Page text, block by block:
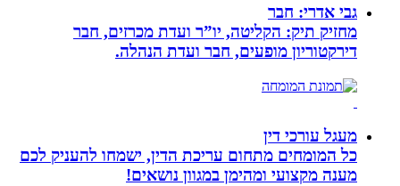
גבי אדרי: חבר
מחזיק תיק: הקליטה, יו”ר ועדת מכרזים, חבר
דירקטוריון מופעים, חבר ועדת הנהלה.
מעגל עורכי דין
כל המומחים מתחום עריכת הדין, ישמחו להעניק לכם
מענה מקצועי ומהימן במגוון נושאים!